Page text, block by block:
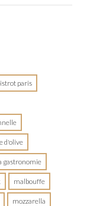
paris
d'olive
gastronomie
malbouffe
mozzarella